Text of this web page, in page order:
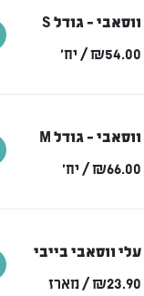
ווסאבי - גודל S
₪54.00/ יח'
ווסאבי - גודל M
₪66.00/ יח'
עלי ווסאבי בייבי
₪23.90/ מארז